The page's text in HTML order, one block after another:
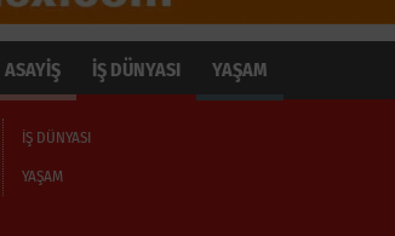
ASAYİŞ İŞ DÜNYASI YAŞAM
İŞ DÜNYASI
YAŞAM